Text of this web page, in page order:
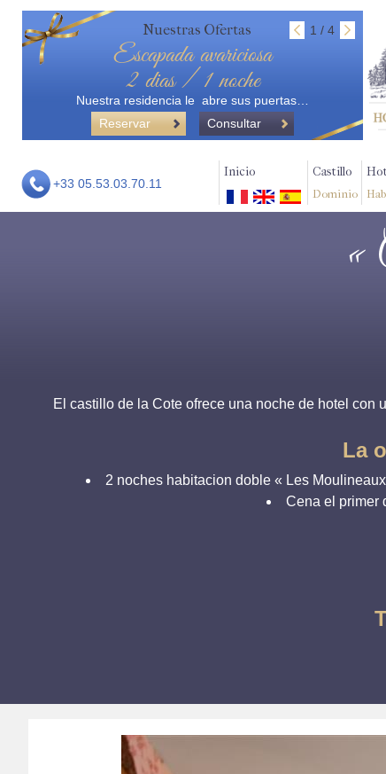
Nuestras Ofertas 1 / 4
Escapada avariciosa
2 dias / 1 noche
Nuestra residencia le abre sus puertas…
Reservar
Consultar
+33 05.53.03.70.11
Inicio Castillo
Dominio
«
El castillo de la Cote ofrece una noche de hotel con
La
2 noches habitacion doble « Les
Cena el primer